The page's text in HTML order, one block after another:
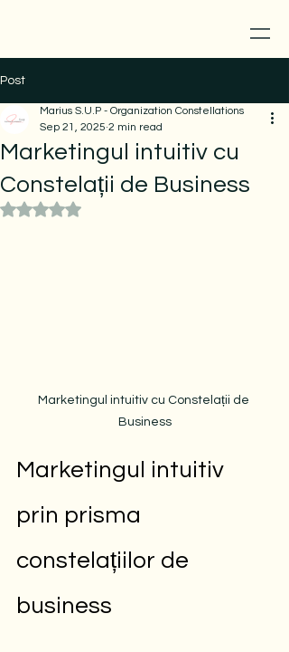
Post
Marketingul intuitiv cu
Constelații de Business
Marius S.U.P - Organization Constellations
Sep 21, 2025 2 min read
Rated NaN out of 5 stars.
Marketingul intuitiv cu Constelații de
Business
Marketingul intuitiv
prin prisma
constelațiilor de
business